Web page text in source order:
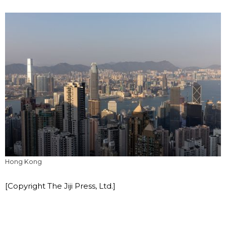
Vidéos
Tokyo
Hong Kong
[Copyright The Jiji Press, Ltd.]